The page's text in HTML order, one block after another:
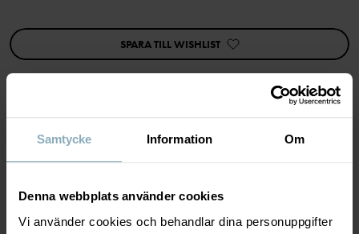
Samtycke Information Om
Denna webbplats använder cookies
Vi använder cookies och behandlar dina personuppgifter
Tillverkningsland:Republiken Korea
Fabrik
Läs mer
SPARA TILL WISHLIST
MATERIAL & SKÖTSELRÅD
Material
HÅLLBARHET